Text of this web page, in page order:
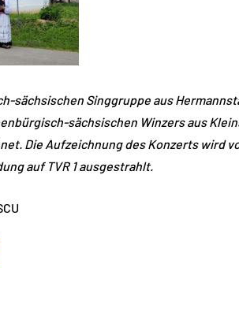
sächsischen Singgruppe aus
sächsischen Winzers aus
Die Aufzeichnung des Konzerts wird
auf TVR 1 ausgestrahlt.